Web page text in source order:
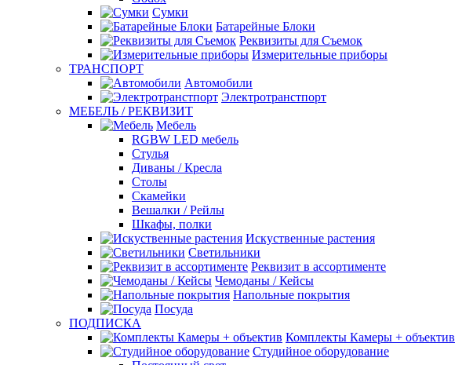
Сумки
Батарейные Блоки
Реквизиты для Съемок
Измерительные приборы
ТРАНСПОРТ
Автомобили
Электротранстпорт
МЕБЕЛЬ / РЕКВИЗИТ
Мебель
RGBW LED мебель
Стулья
Диваны / Кресла
Столы
Скамейки
Вешалки / Рейлы
Шкафы, полки
Искуственные растения
Светильники
Реквизит в ассортименте
Чемоданы / Кейсы
Напольные покрытия
Посуда
ПОДПИСКА
Комплекты Камеры + объектив
Студийное оборудование